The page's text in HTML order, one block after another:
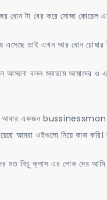
ধোন টা বের করে সোজা কোয়েল
এসেছে তাই এখন আর ধোন
আসলো বলল ম্যাডাম আমাদের ও
একজন bussinessman
আমরা ওইগুলো নিয়ে কাজ করি।
মত নিচু ক্লাস এর লোক দের